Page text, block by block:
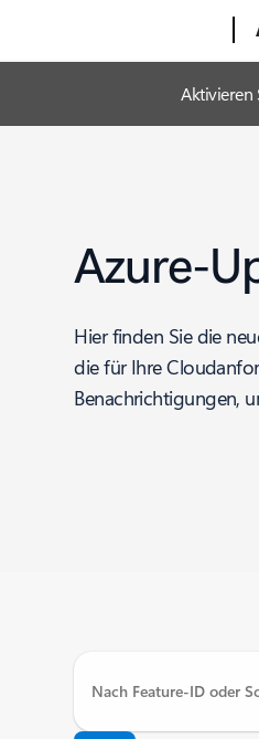
Aktivieren
Azure-
Hier finden Sie die
die für Ihre
Benachrichtigungen,